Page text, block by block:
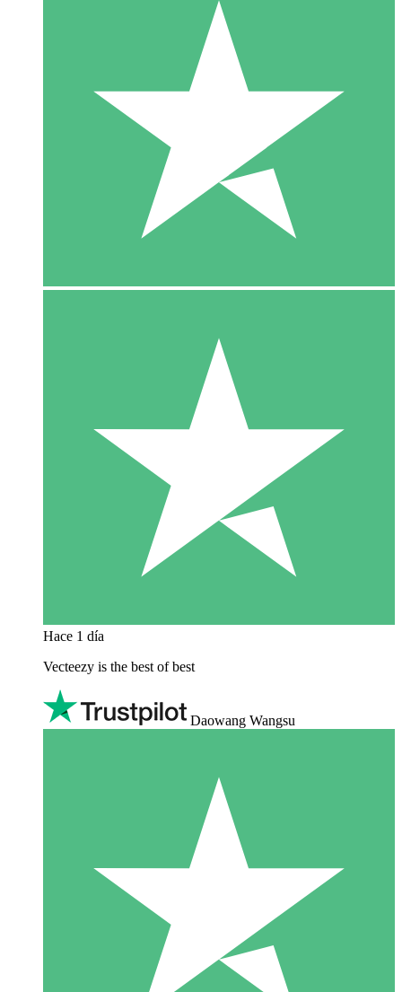
Hace 1 día
Vecteezy is the best of best
Daowang Wangsu